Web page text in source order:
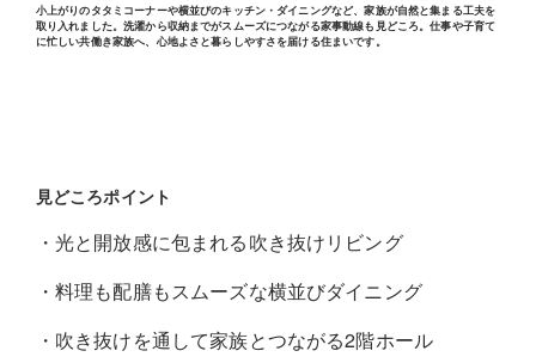
マイページ アカウント登録
小上がりのタタミコーナーや横並びのキッチン・ダイニングなど、家族が自然と集まる工夫を
取り入れました。洗濯から収納までがスムーズにつながる家事動線も見どころ。仕事や子育て
に忙しい共働き家族へ、心地よさと暮らしやすさを届ける住まいです。
見どころポイント
・光と開放感に包まれる吹き抜けリビング
・料理も配膳もスムーズな横並びダイニング
・吹き抜けを通して家族とつながる2階ホール